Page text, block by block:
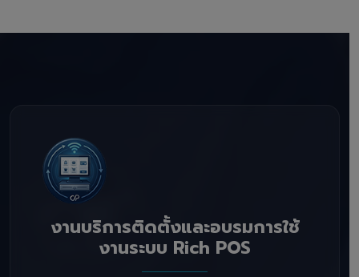
งานบริการติดตั้งและอบรมการใช้
งานระบบ Rich POS